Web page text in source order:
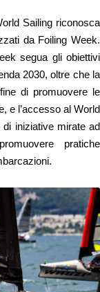
Sailing riconosca
da Foiling Week.
segua gli obiettivi
2030, oltre che la
di promuovere le
e l’accesso al World
iniziative mirate ad
pratiche